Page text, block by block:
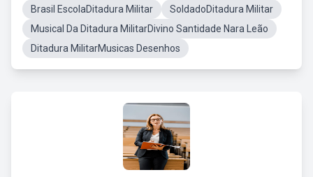
Brasil EscolaDitadura Militar
SoldadoDitadura Militar
Musical Da Ditadura MilitarDivino Santidade Nara Leão
Ditadura MilitarMusicas Desenhos